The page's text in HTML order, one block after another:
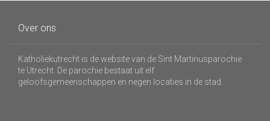
Over ons
Katholiekutrecht is de website van de Sint Martinusparochie
te Utrecht. De parochie bestaat uit elf
geloofsgemeenschappen en negen locaties in de stad.